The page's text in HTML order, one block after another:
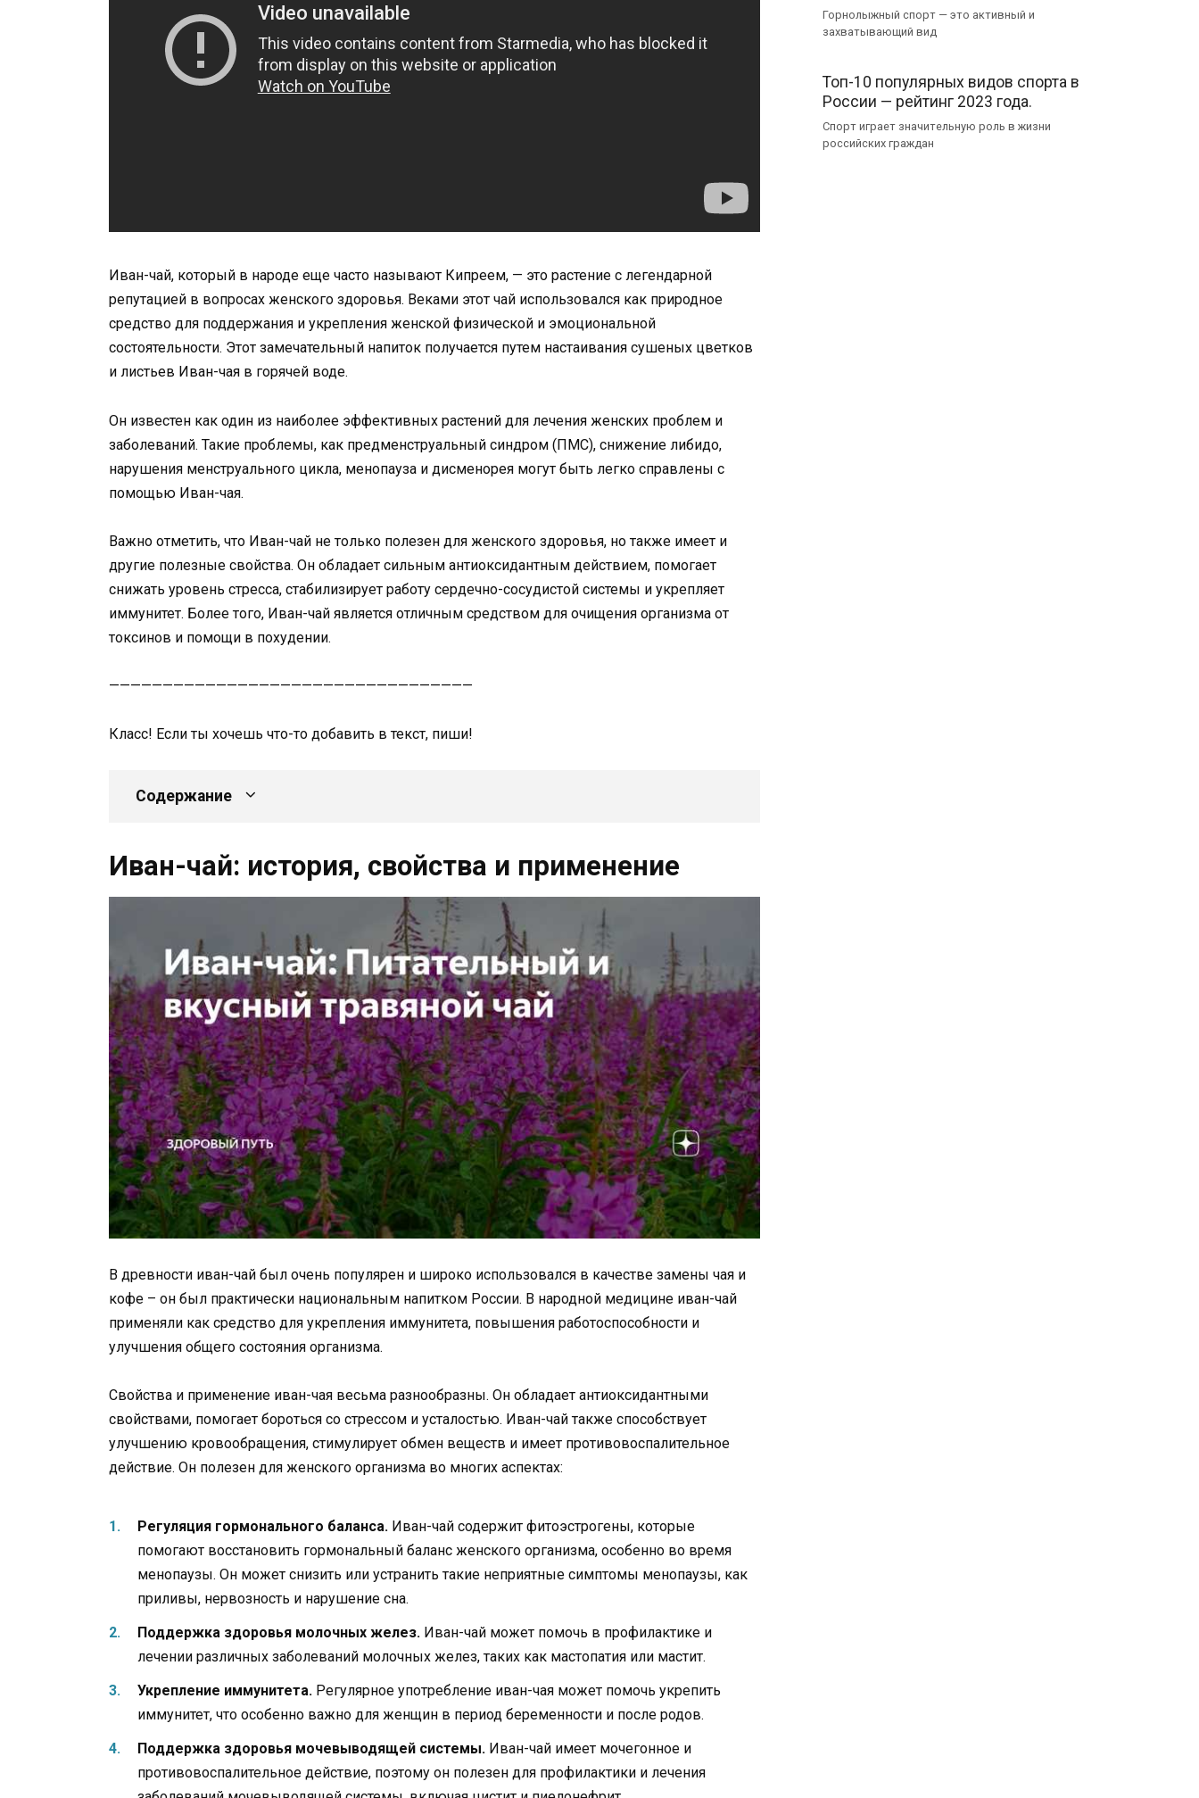
Иван-чай, который в народе еще часто называют Кипреем, — это растение с легендарной
репутацией в вопросах женского здоровья. Веками этот чай использовался как природное
средство для поддержания и укрепления женской физической и эмоциональной
состоятельности. Этот замечательный напиток получается путем настаивания сушеных цветков
и листьев Иван-чая в горячей воде.
Он известен как один из наиболее эффективных растений для лечения женских проблем и
заболеваний. Такие проблемы, как предменструальный синдром (ПМС), снижение либидо,
нарушения менструального цикла, менопауза и дисменорея могут быть легко справлены с
помощью Иван-чая.
Важно отметить, что Иван-чай не только полезен для женского здоровья, но также имеет и
другие полезные свойства. Он обладает сильным антиоксидантным действием, помогает
снижать уровень стресса, стабилизирует работу сердечно-сосудистой системы и укрепляет
иммунитет. Более того, Иван-чай является отличным средством для очищения организма от
токсинов и помощи в похудении.
——————————————————————————————————
Класс! Если ты хочешь что-то добавить в текст, пиши!
Содержание
Иван-чай: история, свойства и применение
В древности иван-чай был очень популярен и широко использовался в качестве замены чая и
кофе – он был практически национальным напитком России. В народной медицине иван-чай
применяли как средство для укрепления иммунитета, повышения работоспособности и
улучшения общего состояния организма.
Свойства и применение иван-чая весьма разнообразны. Он обладает антиоксидантными
свойствами, помогает бороться со стрессом и усталостью. Иван-чай также способствует
улучшению кровообращения, стимулирует обмен веществ и имеет противовоспалительное
действие. Он полезен для женского организма во многих аспектах:
Регуляция гормонального баланса. Иван-чай содержит фитоэстрогены, которые
помогают восстановить гормональный баланс женского организма, особенно во время
менопаузы. Он может снизить или устранить такие неприятные симптомы менопаузы, как
приливы, нервозность и нарушение сна.
Поддержка здоровья молочных желез. Иван-чай может помочь в профилактике и
лечении различных заболеваний молочных желез, таких как мастопатия или мастит.
Укрепление иммунитета. Регулярное употребление иван-чая может помочь укрепить
иммунитет, что особенно важно для женщин в период беременности и после родов.
Поддержка здоровья мочевыводящей системы. Иван-чай имеет мочегонное и
противовоспалительное действие, поэтому он полезен для профилактики и лечения
Горнолыжный спорт — это активный и
захватывающий вид
Топ-10 популярных видов спорта в
России — рейтинг 2023 года.
Спорт играет значительную роль в жизни
российских граждан